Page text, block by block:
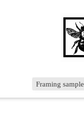
Framing sample